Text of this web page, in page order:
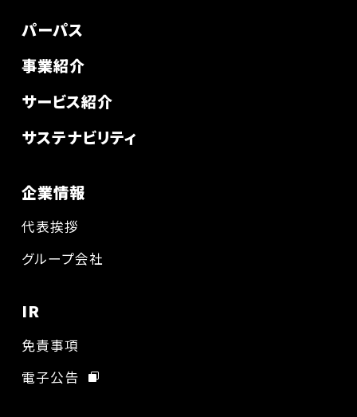
パーパス
事業紹介
サービス紹介
サステナビリティ
企業情報
代表挨拶
グループ会社
IR
免責事項
電子公告